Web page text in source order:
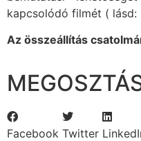
kapcsolódó filmét ( lásd:
Az összeállítás
Facebook Twitter